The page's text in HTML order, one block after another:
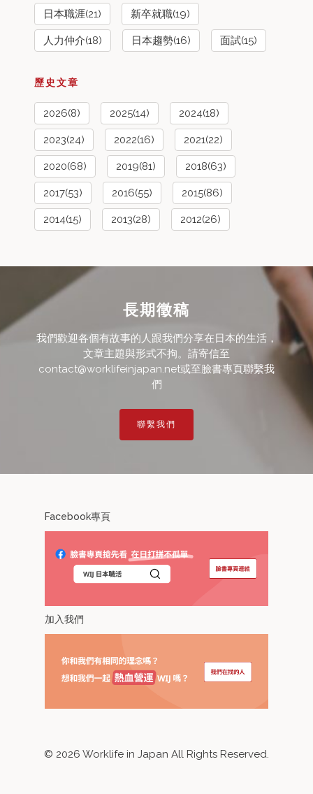
日本職涯(21) 新卒就職(19)
人力仲介(18) 日本趨勢(16) 面試(15)
歷史文章
2026(8) 2025(14) 2024(18)
2023(24) 2022(16) 2021(22)
2020(68) 2019(81) 2018(63)
2017(53) 2016(55) 2015(86)
2014(15) 2013(28) 2012(26)
長期徵稿
我們歡迎各個有故事的人跟我們分享在日本的生活，
文章主題與形式不拘。請寄信至
contact@worklifeinjapan.net或至臉書專頁聯繫我
們
聯繫我們
Facebook專頁
加入我們
© 2026 Worklife in Japan All Rights Reserved.